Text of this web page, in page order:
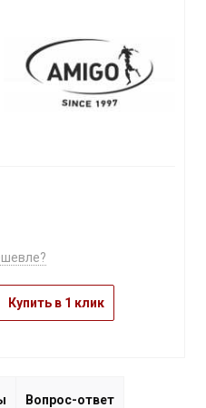
Купить в 1 клик
Вопрос-ответ